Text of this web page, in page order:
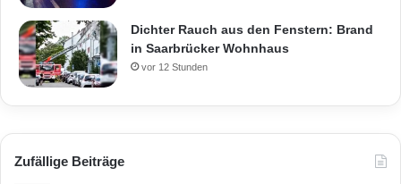
Dichter Rauch aus den Fenstern: Brand
in Saarbrücker Wohnhaus
vor 12 Stunden
Zufällige Beiträge